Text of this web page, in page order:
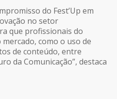
do Fest’Up em
no setor
que profissionais do
como o uso de
de conteúdo, entre
da Comunicação”, destaca